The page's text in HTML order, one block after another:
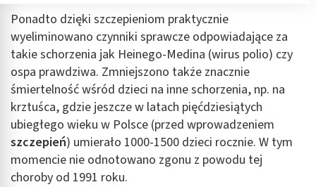
Ponadto dzięki szczepieniom praktycznie
wyeliminowano czynniki sprawcze odpowiadające za
takie schorzenia jak Heinego-Medina (wirus polio) czy
ospa prawdziwa. Zmniejszono także znacznie
śmiertelność wśród dzieci na inne schorzenia, np. na
krztuśca, gdzie jeszcze w latach pięćdziesiątych
ubiegłego wieku w Polsce (przed wprowadzeniem
szczepień) umierało 1000-1500 dzieci rocznie. W tym
momencie nie odnotowano zgonu z powodu tej
choroby od 1991 roku.
dostęp do nich
Wykorzystywanie ograniczonych danych do
wyboru reklam
Tworzenie profili w celu spersonalizowanych
reklam
Wykorzystanie profili do wyboru
spersonalizowanych reklam
Tworzenie profili w celu personalizacji treści